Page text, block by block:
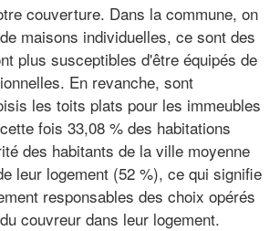
couverture. Dans la commune, on
maisons individuelles, ce sont des
plus susceptibles d'être équipés de
En revanche, sont
les toits plats pour les immeubles
fois 33,08 % des habitations
des habitants de la ville moyenne
leur logement (52 %), ce qui signifie
responsables des choix opérés
couvreur dans leur logement.